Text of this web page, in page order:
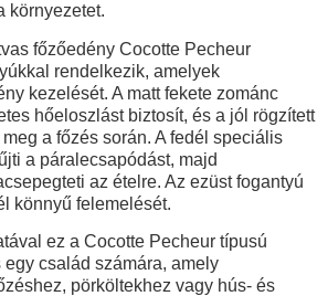
környezetet.
főzőedény Cocotte Pecheur
rendelkezik, amelyek
kezelését. A matt fekete zománc
hőeloszlást biztosít, és a jól rögzített
a főzés során. A fedél speciális
a páralecsapódást, majd
az ételre. Az ezüst fogantyú
könnyű felemelését.
ez a Cocotte Pecheur típusú
család számára, amely
pörköltekhez vagy hús- és